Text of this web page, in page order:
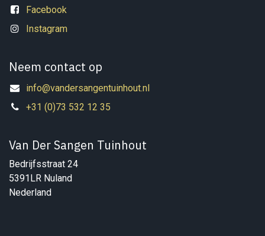
Facebook
Instagram
Neem contact op
info@vandersangentuinhout.nl
+31 (0)73 532 12 35
Van Der Sangen Tuinhout
Bedrijfsstraat 24
5391LR Nuland
Nederland